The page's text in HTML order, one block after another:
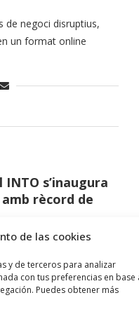
de las cookies
y de terceros para analizar
con tus preferencias en base
Puedes obtener más
de negoci disruptius,
un format online
s’inaugura
rècord de
a
15ª edició dedicat